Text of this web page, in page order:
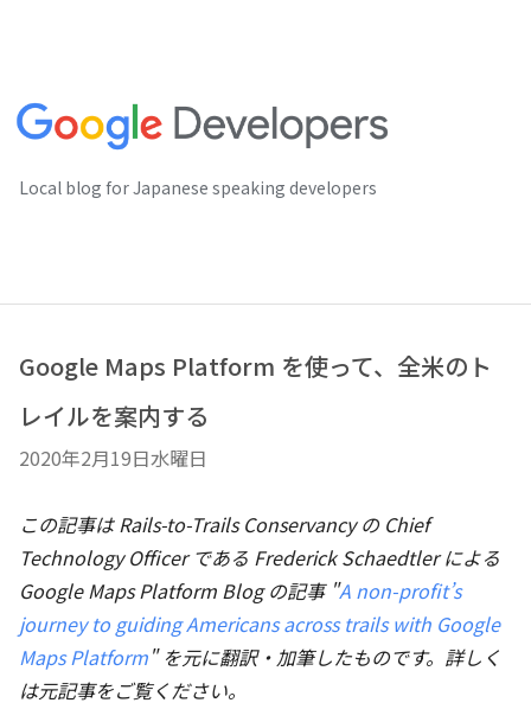
Local blog for Japanese speaking developers
Google Maps Platform を使って、全米のト
レイルを案内する
2020年2月19日水曜日
この記事は Rails-to-Trails Conservancy の Chief
Technology Officer である Frederick Schaedtler による
Google Maps Platform Blog の記事 "A non-profit’s
journey to guiding Americans across trails with Google
Maps Platform" を元に翻訳・加筆したものです。詳しく
は元記事をご覧ください。